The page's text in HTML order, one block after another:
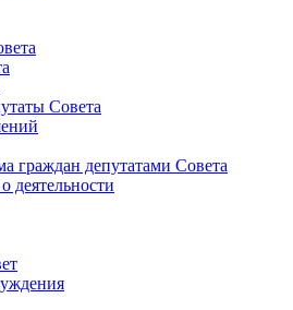
Совета
граждан депутатами Совета
деятельности